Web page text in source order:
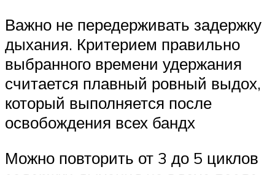
Важно не передерживать задержку
дыхания. Критерием правильно
выбранного времени удержания
считается плавный ровный выдох,
который выполняется после
освобождения всех бандх
Можно повторить от 3 до 5 циклов